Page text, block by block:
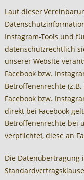
Laut dieser
Instagram-Tools und
datenschutzrechtlich
unserer Website
Facebook bzw.
Betroffenenrechte
Facebook bzw.
direkt bei Facebook
Betroffenenrechte bei
verpflichtet, diese an
Die Datenübertragung